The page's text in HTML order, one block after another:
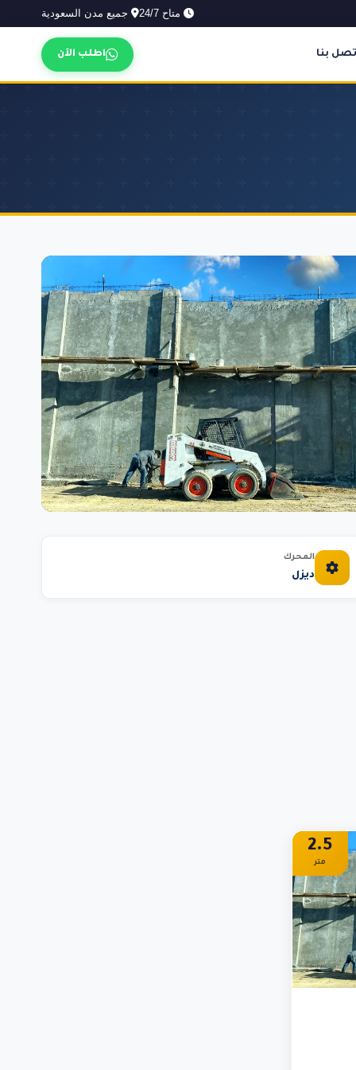
متاح 24/7 جميع مدن السعودية
بنا اطلب الآن
المحرك
ديزل
2.5
متر